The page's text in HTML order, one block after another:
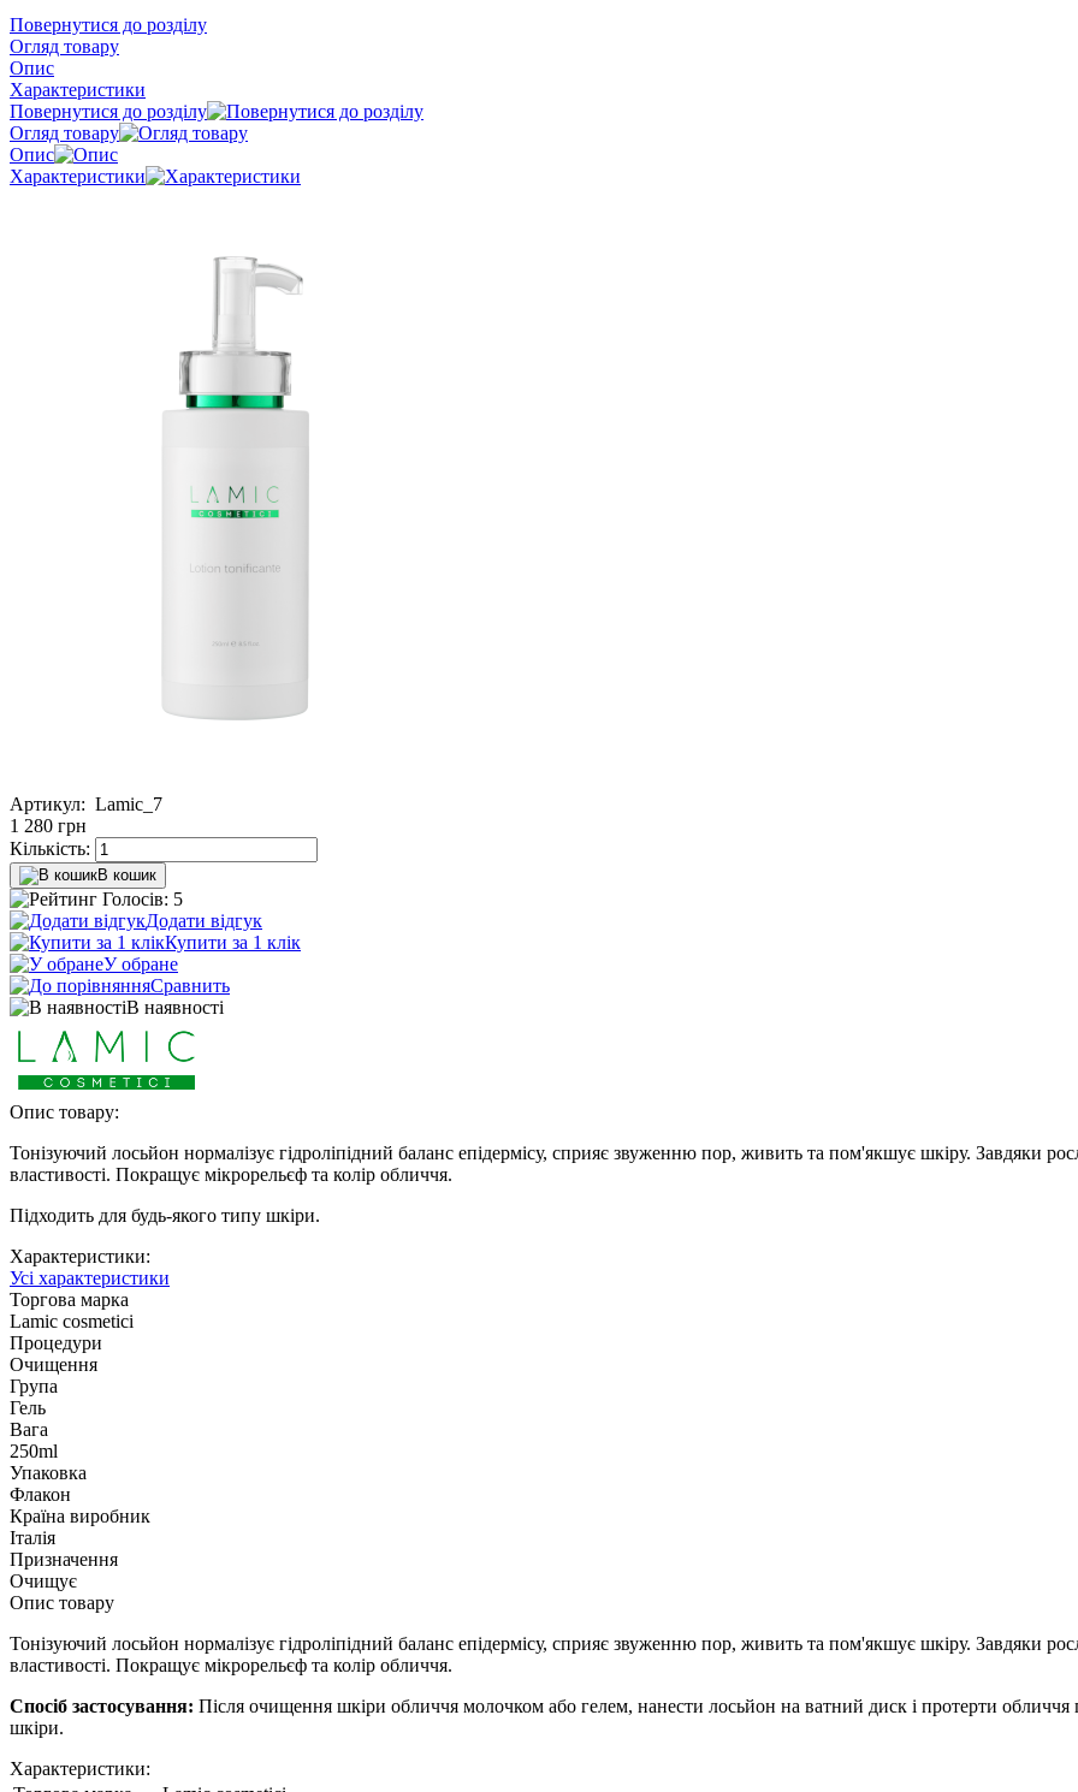
Повернутися до розділу
Огляд товару
Опис
Характеристики
Повернутися до розділу
Огляд товару
Опис
Характеристики
Артикул: Lamic_7
1 280 грн
Кількість:
В кошик
Голосів: 5
Додати відгук
Купити за 1 клiк
У обране
Сравнить
В наявності
Опис товару:
Тонізуючий лосьйон нормалізує гідроліпідний баланс епідермісу, сприяє звуженню пор, живить та пом'якшує шкіру. Завдяки
властивості. Покращує мікрорельєф та колір обличчя.
Підходить для будь-якого типу шкіри.
Характеристики:
Усі характеристики
Торгова марка
Lamic cosmetici
Процедури
Очищення
Група
Гель
Вага
250ml
Упаковка
Флакон
Країна виробник
Італія
Призначення
Очищує
Опис товару
Тонізуючий лосьйон нормалізує гідроліпідний баланс епідермісу, сприяє звуженню пор, живить та пом'якшує шкіру. Завдяки
властивості. Покращує мікрорельєф та колір обличчя.
Спосіб застосування: Після очищення шкіри обличчя молочком або гелем, нанести лосьйон на ватний диск і протерти
шкіри.
Характеристики: